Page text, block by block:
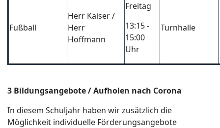
Fußball
Herr Kaiser /
Herr
Hoffmann
Freitag
13:15 -
15:00
Uhr
Turnhalle
3 Bildungsangebote / Aufholen nach Corona
In diesem Schuljahr haben wir zusätzlich die
Möglichkeit individuelle Förderungsangebote